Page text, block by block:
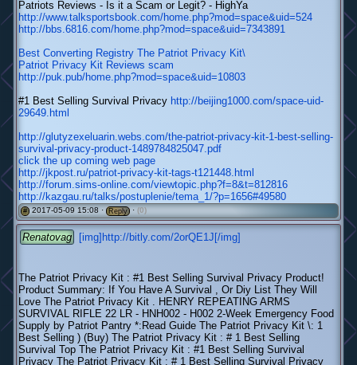
Patriots Reviews - Is it a Scam or Legit? - HighYa
http://www.talksportsbook.com/home.php?mod=space&uid=524
http://bbs.6816.com/home.php?mod=space&uid=7343891
Best Converting Registry The Patriot Privacy Kit\
Patriot Privacy Kit Reviews scam
http://puk.pub/home.php?mod=space&uid=10803
#1 Best Selling Survival Privacy http://beijing1000.com/space-uid-
29649.html
http://glutyzexeluarin.webs.com/the-patriot-privacy-kit-1-best-selling-
survival-privacy-product-1489784825047.pdf
click the up coming web page
http://jkpost.ru/patriot-privacy-kit-tags-t121448.html
http://forum.sims-online.com/viewtopic.php?f=8&t=812816
http://kazgau.ru/talks/postuplenie/tema_1/?p=1656#49580
# 2017-05-09 15:08 · Reply · (0)
Renatovag [img]http://bitly.com/2orQE1J[/img]
The Patriot Privacy Kit : #1 Best Selling Survival Privacy Product!
Product Summary: If You Have A Survival , Or Diy List They Will
Love The Patriot Privacy Kit . HENRY REPEATING ARMS
SURVIVAL RIFLE 22 LR - HNH002 - H002 2-Week Emergency Food
Supply by Patriot Pantry *:Read Guide The Patriot Privacy Kit \: 1
Best Selling ) (Buy) The Patriot Privacy Kit : # 1 Best Selling
Survival Top The Patriot Privacy Kit : #1 Best Selling Survival
Privacy The Patriot Privacy Kit : # 1 Best Selling Survival Privacy